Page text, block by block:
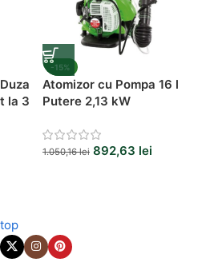
la 3
-15%
Atomizor cu Pompa 16 l
Putere 2,13 kW
1.050,16lei 892,63 lei